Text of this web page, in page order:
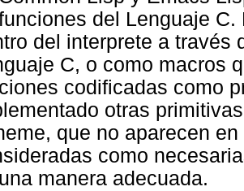
del Lenguaje
del interprete a través
C, o como macros
codificadas como
otras
que no aparecen
como
manera adecuada.